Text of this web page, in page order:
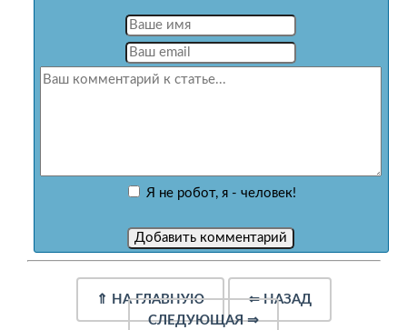
Я не робот, я - человек!
⇑ НА ГЛАВНУЮ ⇐НАЗАД
СЛЕДУЮЩАЯ⇒